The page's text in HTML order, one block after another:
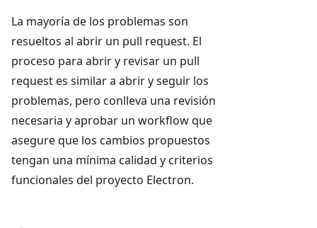
La mayoría de los problemas son
resueltos al abrir un pull request. El
proceso para abrir y revisar un pull
request es similar a abrir y seguir los
problemas, pero conlleva una revisión
necesaria y aprobar un workflow que
asegure que los cambios propuestos
tengan una mínima calidad y criterios
funcionales del proyecto Electron.